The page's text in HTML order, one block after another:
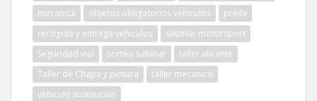
mecanica
objetos obligatorios vehiculos
preitv
recogida y entrega vehiculos
sabinar motorsport
Seguridad vial
sorteo sabinar
taller alicante
Taller de Chapa y pintura
taller mecanico
vehiculo sustitucion